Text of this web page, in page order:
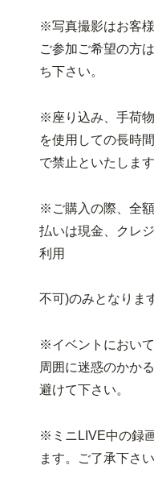
※写真撮影はお客
ご参加ご希望の方
ち下さい。
※座り込み、手荷
を使用しての長時
で禁止といたします
※ご購入の際、全
払いは現金、クレ
利用
不可)のみとなりま
※イベントにおい
周囲に迷惑のかか
避けて下さい。
※ミニLIVE中の録
ます。ご了承下さい